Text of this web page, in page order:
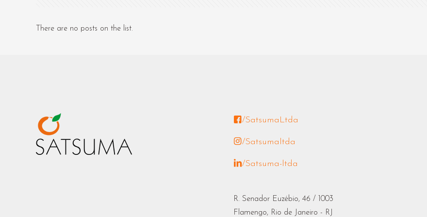
There are no posts on the list.
/SatsumaLtda
/Satsumaltda
/Satsuma-ltda
R. Senador Euzébio, 46 / 1003
Flamengo, Rio de Janeiro - RJ